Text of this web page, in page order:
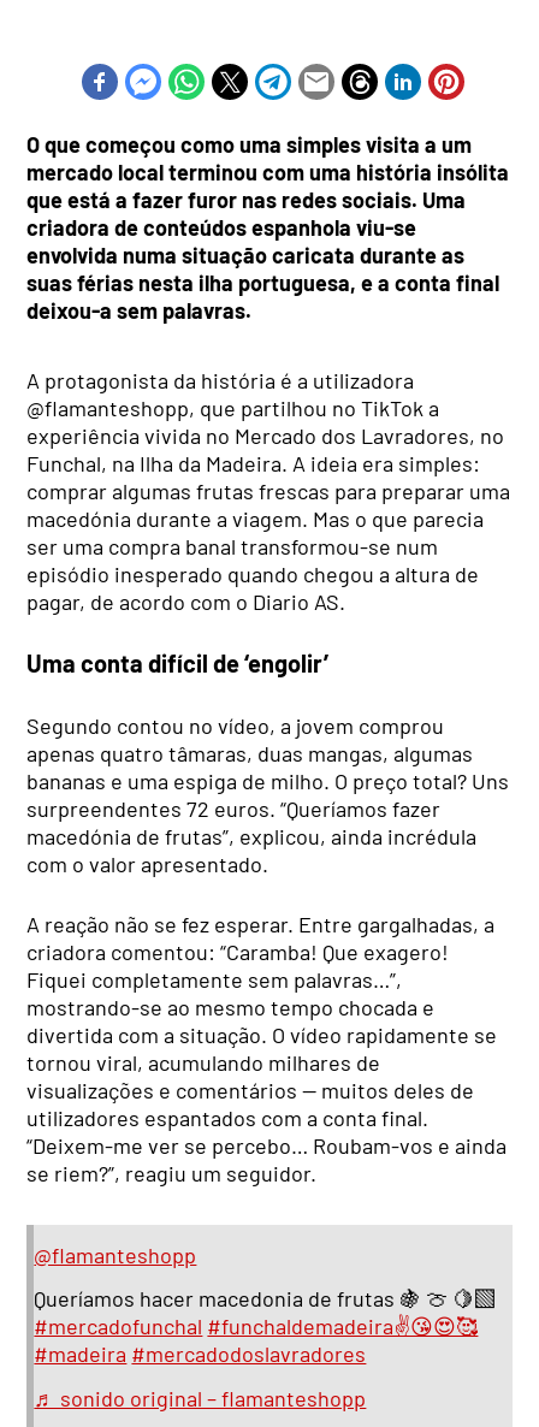
O que começou como uma simples visita a um
mercado local terminou com uma história insólita
que está a fazer furor nas redes sociais. Uma
criadora de conteúdos espanhola viu-se
envolvida numa situação caricata durante as
suas férias nesta ilha portuguesa, e a conta final
deixou-a sem palavras.
A protagonista da história é a utilizadora
@flamanteshopp, que partilhou no TikTok a
experiência vivida no Mercado dos Lavradores, no
Funchal, na Ilha da Madeira. A ideia era simples:
comprar algumas frutas frescas para preparar uma
macedónia durante a viagem. Mas o que parecia
ser uma compra banal transformou-se num
episódio inesperado quando chegou a altura de
pagar, de acordo com o Diario AS.
Uma conta difícil de ‘engolir’
Segundo contou no vídeo, a jovem comprou
apenas quatro tâmaras, duas mangas, algumas
bananas e uma espiga de milho. O preço total? Uns
surpreendentes 72 euros. “Queríamos fazer
macedónia de frutas”, explicou, ainda incrédula
com o valor apresentado.
A reação não se fez esperar. Entre gargalhadas, a
criadora comentou: “Caramba! Que exagero!
Fiquei completamente sem palavras…”,
mostrando-se ao mesmo tempo chocada e
divertida com a situação. O vídeo rapidamente se
tornou viral, acumulando milhares de
visualizações e comentários — muitos deles de
utilizadores espantados com a conta final.
“Deixem-me ver se percebo… Roubam-vos e ainda
se riem?”, reagiu um seguidor.
@flamanteshopp
Queríamos hacer macedonia de frutas 🍇 🍈 🍋‍🟩
#mercadofunchal #funchaldemadeira✌️😘😍🥰
#madeira #mercadodoslavradores
♬ sonido original – flamanteshopp